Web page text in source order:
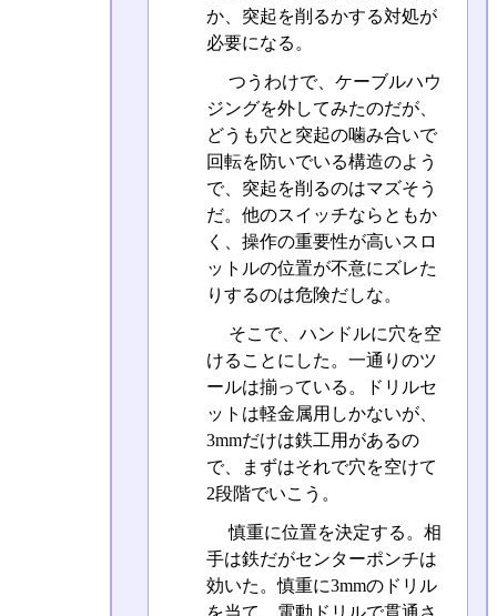
か、突起を削るかする対処が
必要になる。
つうわけで、ケーブルハウ
ジングを外してみたのだが、
どうも穴と突起の噛み合いで
回転を防いでいる構造のよう
で、突起を削るのはマズそう
だ。他のスイッチならともか
く、操作の重要性が高いスロ
ットルの位置が不意にズレた
りするのは危険だしな。
そこで、ハンドルに穴を空
けることにした。一通りのツ
ールは揃っている。ドリルセ
ットは軽金属用しかないが、
3mmだけは鉄工用があるの
で、まずはそれで穴を空けて
2段階でいこう。
慎重に位置を決定する。相
手は鉄だがセンターポンチは
効いた。慎重に3mmのドリル